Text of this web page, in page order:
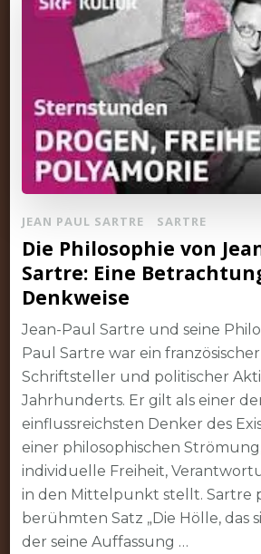
JEAN PAUL SARTRE SARTRE
Die Philosophie von
Sartre: Eine
Denkweise
Jean-Paul Sartre und seine
Paul Sartre war ein
Schriftsteller und politischer
Jahrhunderts. Er gilt als einer
einflussreichsten Denker des
einer philosophischen
individuelle Freiheit,
in den Mittelpunkt stellt. Sartre
berühmten Satz „Die Hölle, das
der seine Auffassung …